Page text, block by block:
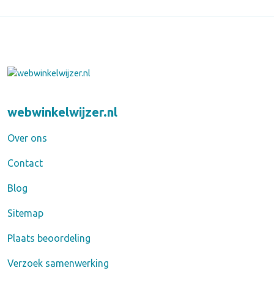
webwinkelwijzer.nl
Over ons
Contact
Blog
Sitemap
Plaats beoordeling
Verzoek samenwerking